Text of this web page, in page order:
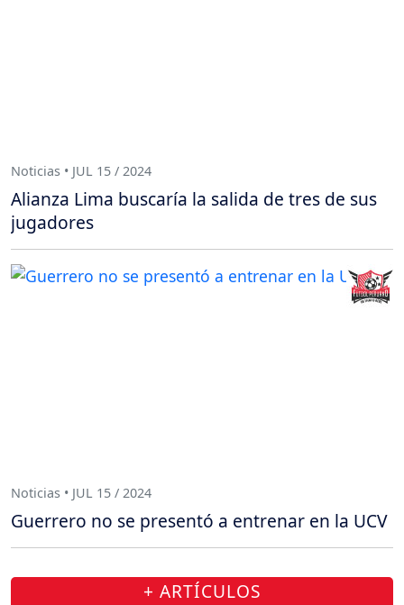
Noticias • JUL 15 / 2024
Alianza Lima buscaría la salida de tres de sus
jugadores
Noticias • JUL 15 / 2024
Guerrero no se presentó a entrenar en la UCV
+ ARTÍCULOS